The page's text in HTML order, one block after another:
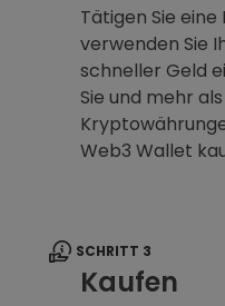
Tätigen Sie
verwenden Sie
schneller Geld
Sie und mehr
Web3 Wallet
SCHRITT 3
Kaufen